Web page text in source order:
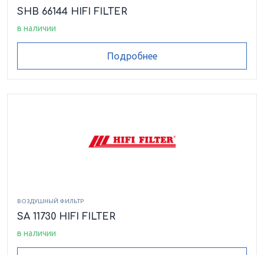
SHB 66144 HIFI FILTER
в наличии
Подробнее
ВОЗДУШНЫЙ ФИЛЬТР
SA 11730 HIFI FILTER
в наличии